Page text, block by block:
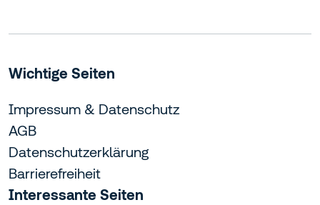
Wichtige Seiten
Impressum & Datenschutz
AGB
Datenschutzerklärung
Barrierefreiheit
Interessante Seiten